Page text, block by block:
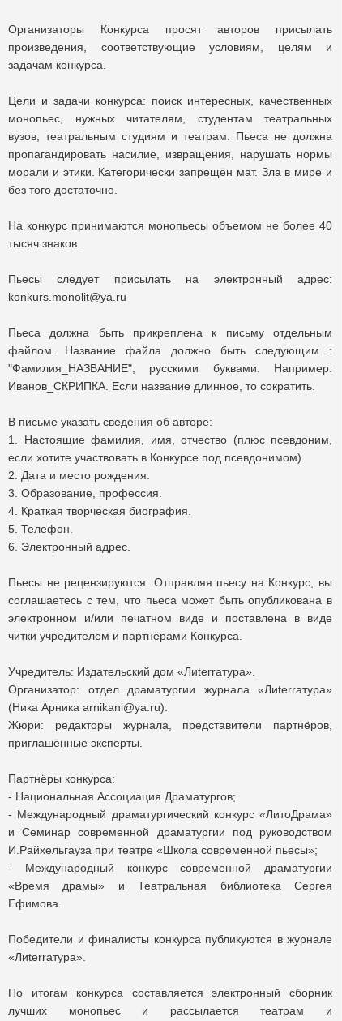
Организаторы Конкурса просят авторов присылать
произведения, соответствующие условиям, целям и
задачам конкурса.
Цели и задачи конкурса: поиск интересных, качественных
монопьес, нужных читателям, студентам театральных
вузов, театральным студиям и театрам. Пьеса не должна
пропагандировать насилие, извращения, нарушать нормы
морали и этики. Категорически запрещён мат. Зла в мире и
без того достаточно.
На конкурс принимаются монопьесы объемом не более 40
тысяч знаков.
Пьесы следует присылать на электронный адрес:
konkurs.monolit@ya.ru
Пьеса должна быть прикреплена к письму отдельным
файлом. Название файла должно быть следующим :
"Фамилия_НАЗВАНИЕ", русскими буквами. Например:
Иванов_СКРИПКА. Если название длинное, то сократить.
В письме указать сведения об авторе:
1. Настоящие фамилия, имя, отчество (плюс псевдоним,
если хотите участвовать в Конкурсе под псевдонимом).
2. Дата и место рождения.
3. Образование, профессия.
4. Краткая творческая биография.
5. Телефон.
6. Электронный адрес.
Пьесы не рецензируются. Отправляя пьесу на Конкурс, вы
соглашаетесь с тем, что пьеса может быть опубликована в
электронном и/или печатном виде и поставлена в виде
читки учредителем и партнёрами Конкурса.
Учредитель: Издательский дом «Лиterraтура».
Организатор: отдел драматургии журнала «Лиterraтура»
(Ника Арника arnikani@ya.ru).
Жюри: редакторы журнала, представители партнёров,
приглашённые эксперты.
Партнёры конкурса:
- Национальная Ассоциация Драматургов;
- Международный драматургический конкурс «ЛитоДрама»
и Семинар современной драматургии под руководством
И.Райхельгауза при театре «Школа современной пьесы»;
- Международный конкурс современной драматургии
«Время драмы» и Театральная библиотека Сергея
Ефимова.
Победители и финалисты конкурса публикуются в журнале
«Лиterraтура».
По итогам конкурса составляется электронный сборник
лучших монопьес и рассылается театрам и